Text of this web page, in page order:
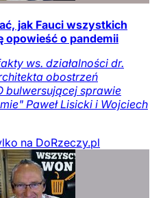
jak Fauci wszystkich
opowieść o pandemii
ws. działalności dr.
obostrzeń
bulwersującej sprawie
Paweł Lisicki i Wojciech
na DoRzeczy.pl